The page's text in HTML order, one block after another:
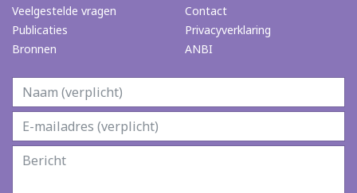
Veelgestelde vragen
Publicaties
Bronnen
Contact
Privacyverklaring
ANBI